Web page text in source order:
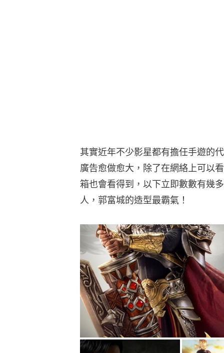
其實近年不少影星都有擔任手遊的
廣告愈做愈大，除了在網絡上可以
箱也會看得到，以下立即數數有幾
人，郭富城的造型最霸氣！